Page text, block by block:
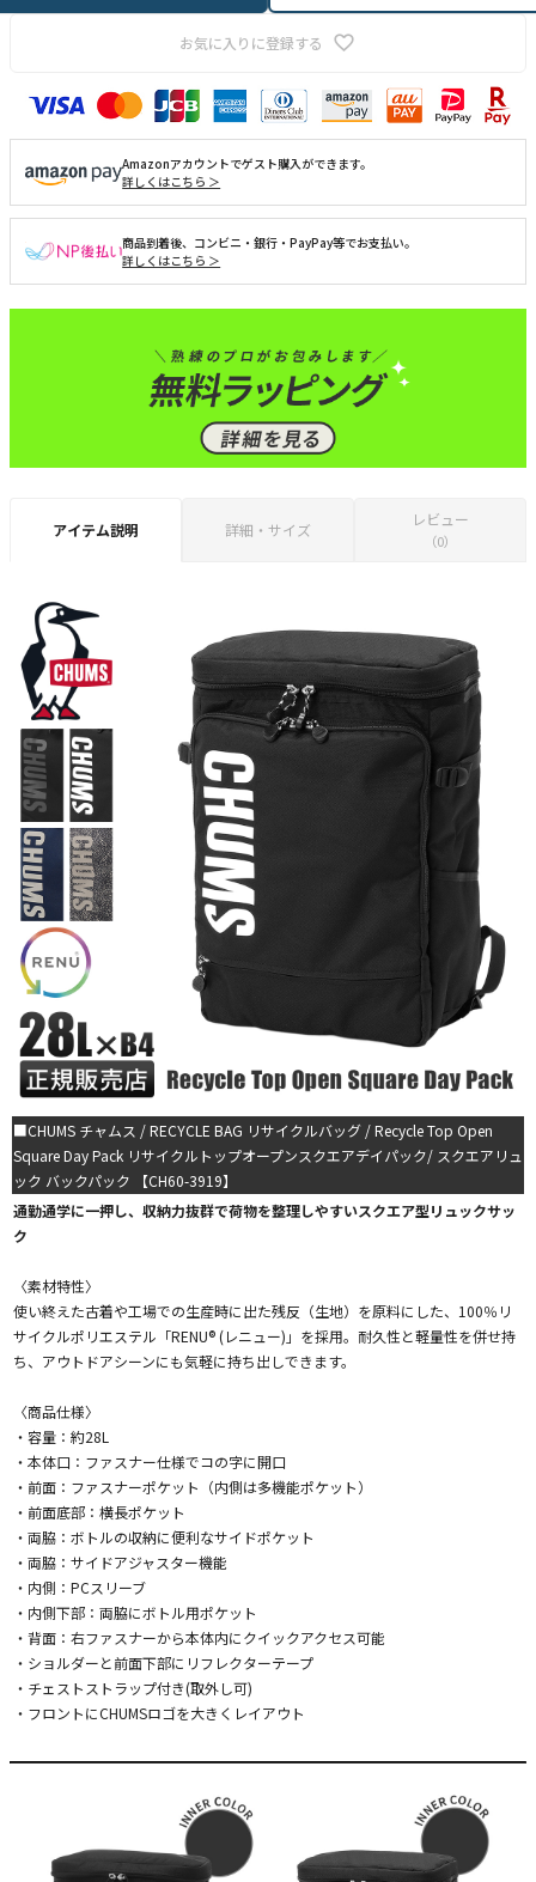
お気に入りに登録する
Amazonアカウントでゲスト購入ができます。
詳しくはこちら ＞
商品到着後、コンビニ・銀行・PayPay等でお支払い。
詳しくはこちら ＞
アイテム説明 詳細・サイズ
レビュー
（0）
■CHUMS チャムス / RECYCLE BAG リサイクルバッグ / Recycle Top Open
Square Day Pack リサイクルトップオープンスクエアデイパック/ スクエアリュ
ック バックパック 【CH60-3919】
通勤通学に一押し、収納力抜群で荷物を整理しやすいスクエア型リュックサッ
ク
〈素材特性〉
使い終えた古着や工場での生産時に出た残反（生地）を原料にした、100％リ
サイクルポリエステル「RENU® (レニュー)」を採用。耐久性と軽量性を併せ持
ち、アウトドアシーンにも気軽に持ち出しできます。
〈商品仕様〉
・容量：約28L
・本体口：ファスナー仕様でコの字に開口
・前面：ファスナーポケット（内側は多機能ポケット）
・前面底部：横長ポケット
・両脇：ボトルの収納に便利なサイドポケット
・両脇：サイドアジャスター機能
・内側：PCスリーブ
・内側下部：両脇にボトル用ポケット
・背面：右ファスナーから本体内にクイックアクセス可能
・ショルダーと前面下部にリフレクターテープ
・チェストストラップ付き(取外し可)
・フロントにCHUMSロゴを大きくレイアウト